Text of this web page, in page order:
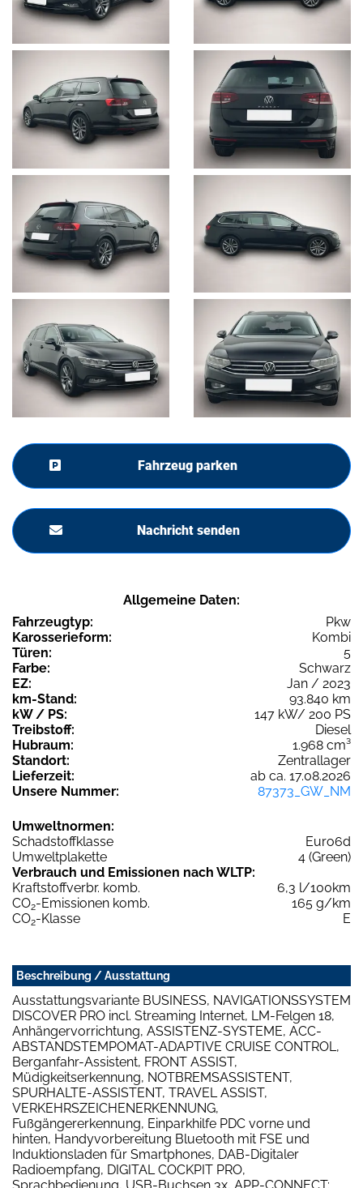
Fahrzeug parken
Nachricht senden
Allgemeine Daten:
Fahrzeugtyp:
Pkw
Karosserieform:
Kombi
Türen:
5
Farbe:
Schwarz
EZ:
Jan / 2023
km-Stand:
93.840 km
kW / PS:
147 kW/ 200 PS
Treibstoff:
Diesel
Hubraum:
1.968 cm³
Standort:
Zentrallager
Lieferzeit:
ab ca. 17.08.2026
Unsere Nummer:
87373_GW_NM
Umweltnormen:
Schadstoffklasse
Euro6d
Umweltplakette
4 (Green)
Verbrauch und Emissionen nach WLTP:
Kraftstoffverbr. komb.
6,3 l/100km
CO2-Emissionen komb.
165 g/km
CO2-Klasse E
Beschreibung / Ausstattung
Ausstattungsvariante BUSINESS, NAVIGATIONSSYSTEM
DISCOVER PRO incl. Streaming Internet, LM-Felgen 18,
Anhängervorrichtung, ASSISTENZ-SYSTEME, ACC-
ABSTANDSTEMPOMAT-ADAPTIVE CRUISE CONTROL,
Berganfahr-Assistent, FRONT ASSIST,
Müdigkeitserkennung, NOTBREMSASSISTENT,
SPURHALTE-ASSISTENT, TRAVEL ASSIST,
VERKEHRSZEICHENERKENNUNG,
Fußgängererkennung, Einparkhilfe PDC vorne und
hinten, Handyvorbereitung Bluetooth mit FSE und
Induktionsladen für Smartphones, DAB-Digitaler
Radioempfang, DIGITAL COCKPIT PRO,
Sprachbedienung, USB-Buchsen 3x, APP-CONNECT: